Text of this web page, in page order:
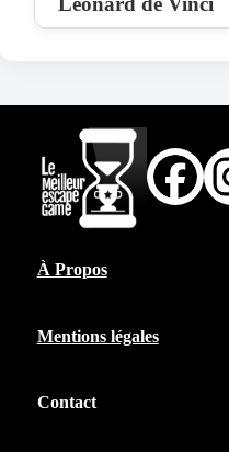
À Propos
Mentions légales
Contact